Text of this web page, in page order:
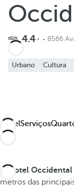
4.4 8566
Urbano Cultura
HotelServiços
O Hotel Occidental
metros das